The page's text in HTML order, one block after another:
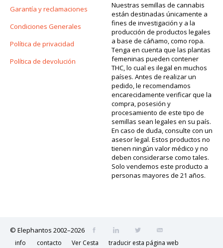
Garantía y reclamaciones
Condiciones Generales
Política de privacidad
Política de devolución
Nuestras semillas de cannabis
están destinadas únicamente a
fines de investigación y a la
producción de productos legales
a base de cáñamo, como ropa.
Tenga en cuenta que las plantas
femeninas pueden contener
THC, lo cual es ilegal en muchos
países. Antes de realizar un
pedido, le recomendamos
encarecidamente verificar que la
compra, posesión y
procesamiento de este tipo de
semillas sean legales en su país.
En caso de duda, consulte con un
asesor legal. Estos productos no
tienen ningún valor médico y no
deben considerarse como tales.
Solo vendemos este producto a
personas mayores de 21 años.
© Elephantos 2002–2026
info contacto Ver Cesta traducir esta página web